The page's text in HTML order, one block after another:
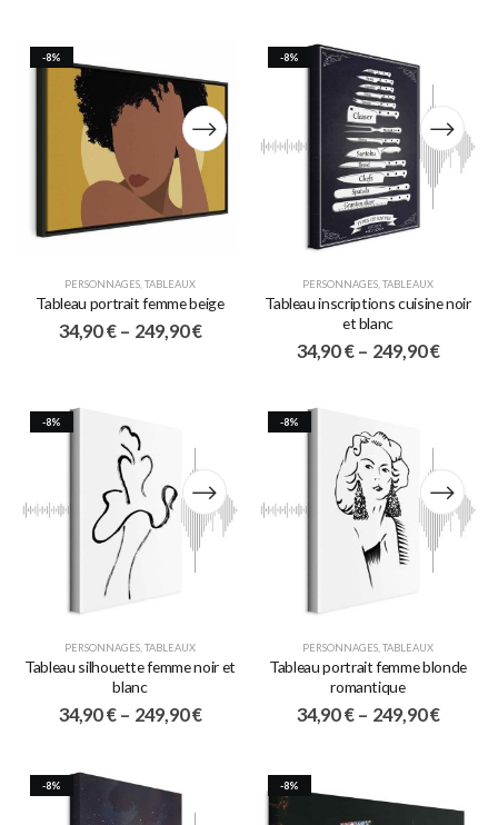
-8%
PERSONNAGES TABLEAUX
Tableau portrait femme beige
34,90€ – 249,90€
-8%
PERSONNAGES TABLEAUX
Tableau inscriptions cuisine noir
et blanc
34,90€ – 249,90€
-8%
PERSONNAGES,TABLEAUX
Tableau silhouette femme noir et
blanc
34,90€ – 249,90€
-8%
PERSONNAGES,TABLEAUX
Tableau portrait femme blonde
romantique
34,90€ – 249,90€
-8% -8%